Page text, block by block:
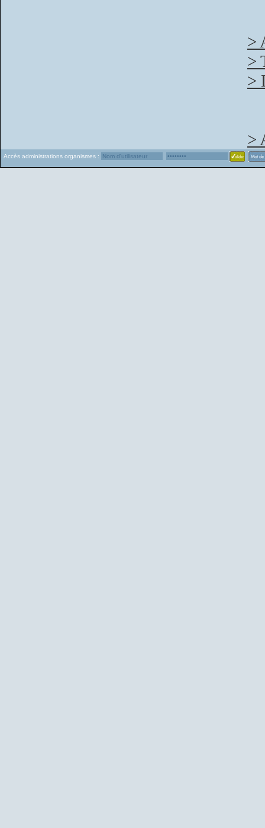
>
>
>
>
Accès administrations organismes :